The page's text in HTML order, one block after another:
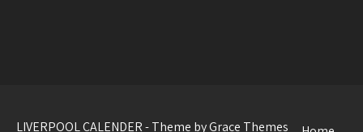
LIVERPOOL CALENDER - Theme by Grace Themes